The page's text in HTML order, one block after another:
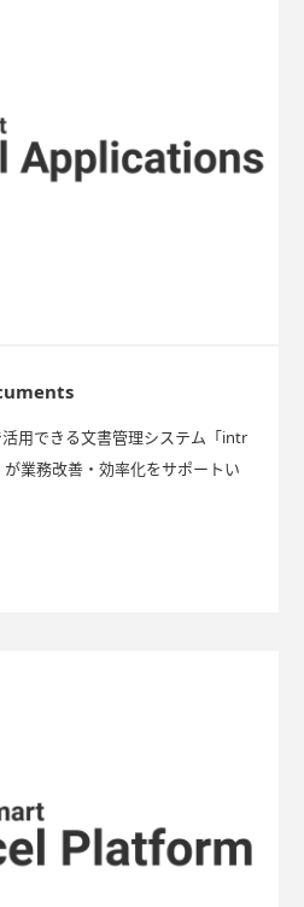
用できる文書管理システム「intr
業務改善・効率化をサポートい